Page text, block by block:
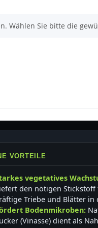
Wählen Sie bitte die
VORTEILE
vegetatives
den nötigen Stickstoff
Triebe und Blätter in
Bodenmikroben:
(Vinasse) dient als